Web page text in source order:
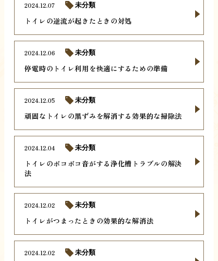
トイレの逆流が起きたときの対処
2024.12.07 未分類
停電時のトイレ利用を快適にするための準備
2024.12.06 未分類
頑固なトイレの黒ずみを解消する効果的な掃除法
2024.12.05 未分類
トイレのボコボコ音がする浄化槽トラブルの解決
法
2024.12.04 未分類
トイレがつまったときの効果的な解消法
2024.12.02 未分類
2024.12.02 未分類